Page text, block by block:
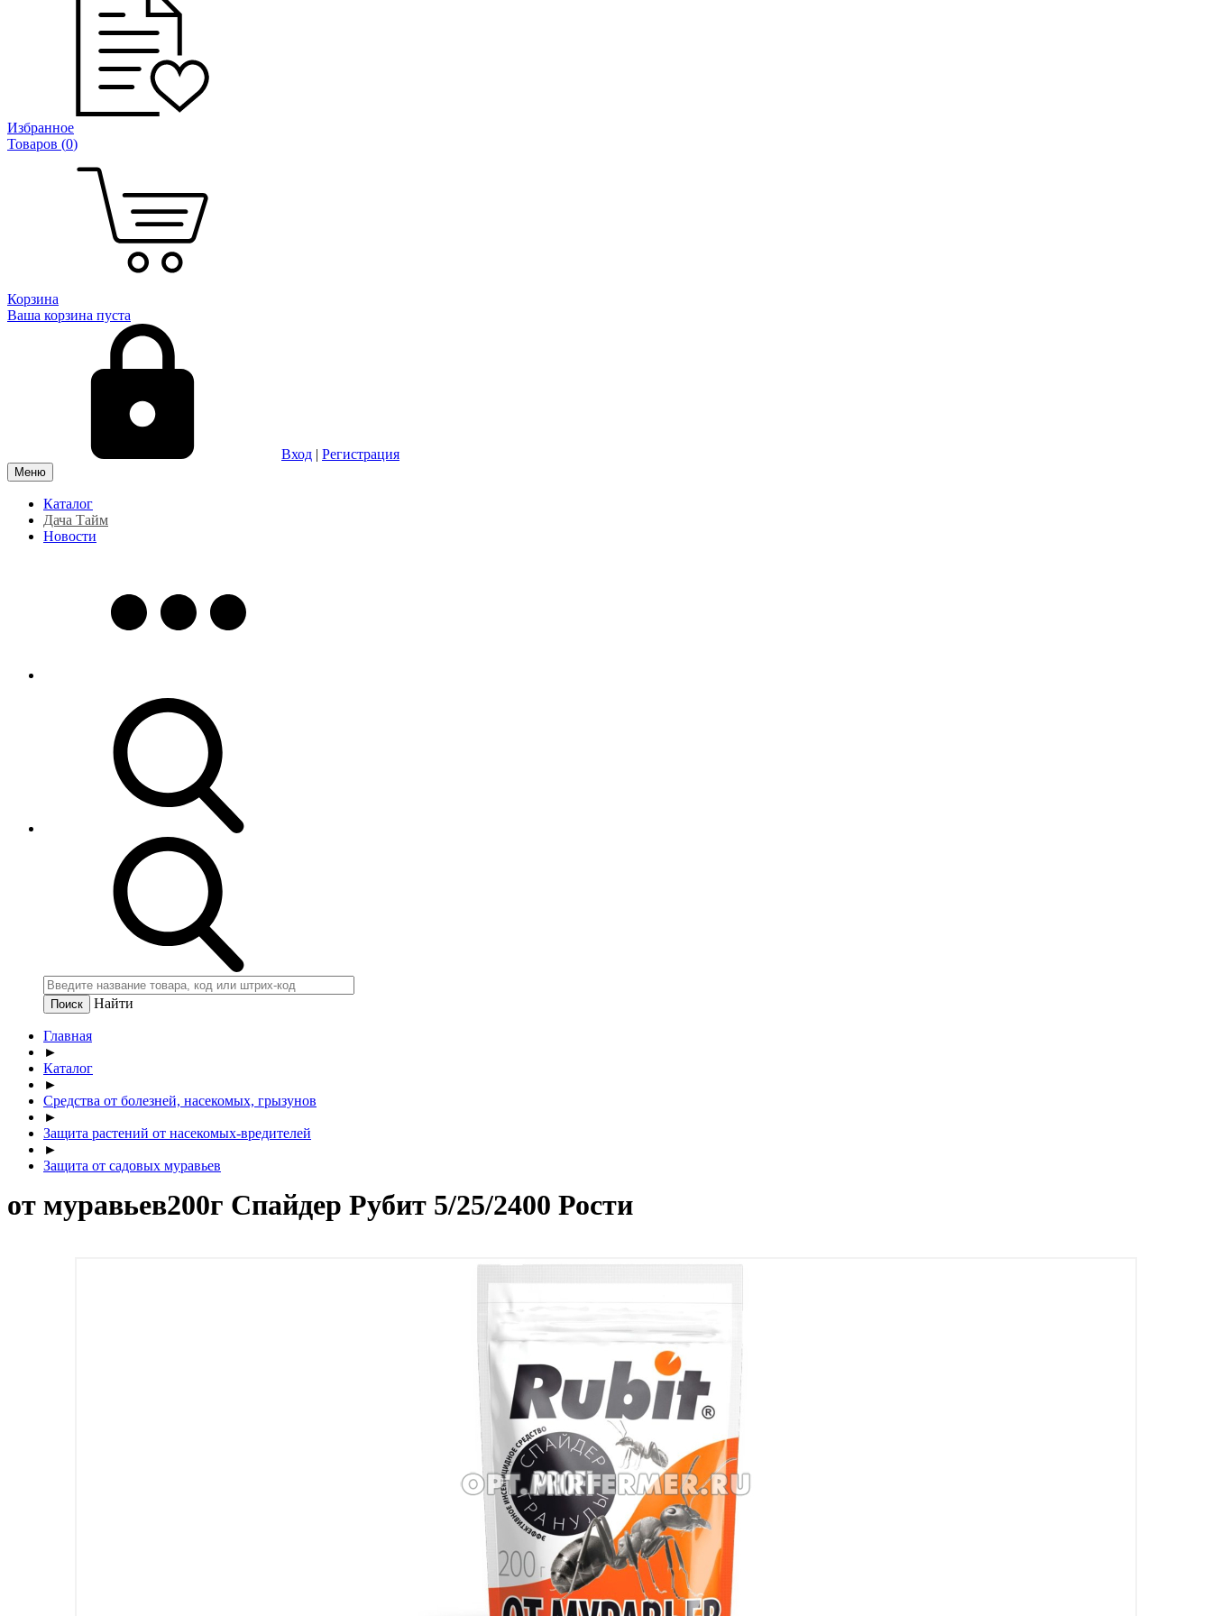
Избранное
Товаров (0)
Корзина
Ваша корзина пуста
Вход | Регистрация
Меню
Каталог
Дача Тайм
Новости
Найти
Главная
►
Каталог
►
Средства от болезней, насекомых, грызунов
►
Защита растений от насекомых-вредителей
►
Защита от садовых муравьев
от муравьев200г Спайдер Рубит 5/25/2400 Рости